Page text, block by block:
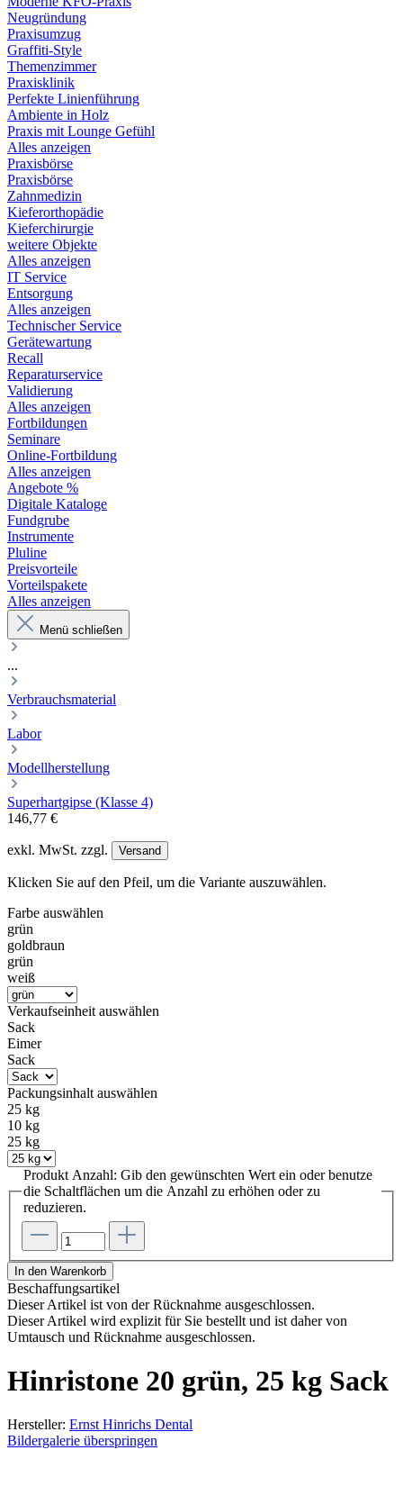
Neugründung
Praxisumzug
Graffiti-Style
Themenzimmer
Praxisklinik
Perfekte Linienführung
Ambiente in Holz
Praxis mit Lounge Gefühl
Alles anzeigen
Praxisbörse
Praxisbörse
Zahnmedizin
Kieferorthopädie
Kieferchirurgie
weitere Objekte
Alles anzeigen
IT Service
Entsorgung
Alles anzeigen
Technischer Service
Gerätewartung
Recall
Reparaturservice
Validierung
Alles anzeigen
Fortbildungen
Seminare
Online-Fortbildung
Alles anzeigen
Angebote %
Digitale Kataloge
Fundgrube
Instrumente
Pluline
Preisvorteile
Vorteilspakete
Alles anzeigen
Menü schließen
...
Verbrauchsmaterial
Labor
Modellherstellung
Superhartgipse (Klasse 4)
146,77 €
exkl. MwSt. zzgl. Versand
Klicken Sie auf den Pfeil, um die Variante auszuwählen.
Farbe auswählen
grün
goldbraun
grün
weiß
Verkaufseinheit auswählen
Sack
Eimer
Sack
Packungsinhalt auswählen
25 kg
10 kg
25 kg
Produkt Anzahl: Gib den gewünschten Wert ein oder benutze
die Schaltflächen um die Anzahl zu erhöhen oder zu
reduzieren.
In den Warenkorb
Beschaffungsartikel
Dieser Artikel ist von der Rücknahme ausgeschlossen.
Dieser Artikel wird explizit für Sie bestellt und ist daher von
Umtausch und Rücknahme ausgeschlossen.
Hinristone 20 grün, 25 kg Sack
Hersteller: Ernst Hinrichs Dental
Bildergalerie überspringen